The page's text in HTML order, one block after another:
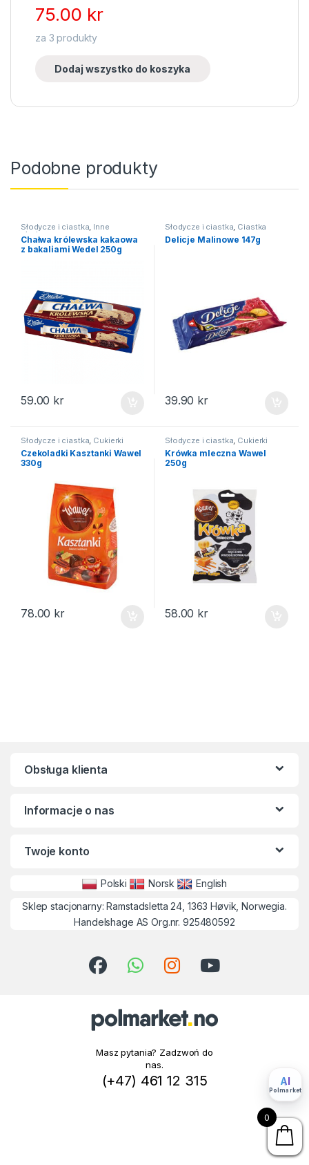
75.00 kr
za 3 produkty
Dodaj wszystko do koszyka
Podobne produkty
Słodycze i ciastka, Inne
słodycze
Chałwa królewska kakaowa
z bakaliami Wedel 250g
59.00 kr
Słodycze i ciastka, Ciastka
Delicje Malinowe 147g
39.90 kr
Słodycze i ciastka, Cukierki
Czekoladki Kasztanki Wawel
330g
78.00 kr
Słodycze i ciastka, Cukierki
Krówka mleczna Wawel
250g
58.00 kr
Obsługa klienta
Informacje o nas
Twoje konto
Polski Norsk
English
Sklep stacjonarny: Ramstadsletta 24, 1363 Høvik, Norwegia.
Handelshage AS Org.nr. 925480592
Masz pytania? Zadzwoń do
nas.
(+47) 461 12 315
0
AI
Polmarket